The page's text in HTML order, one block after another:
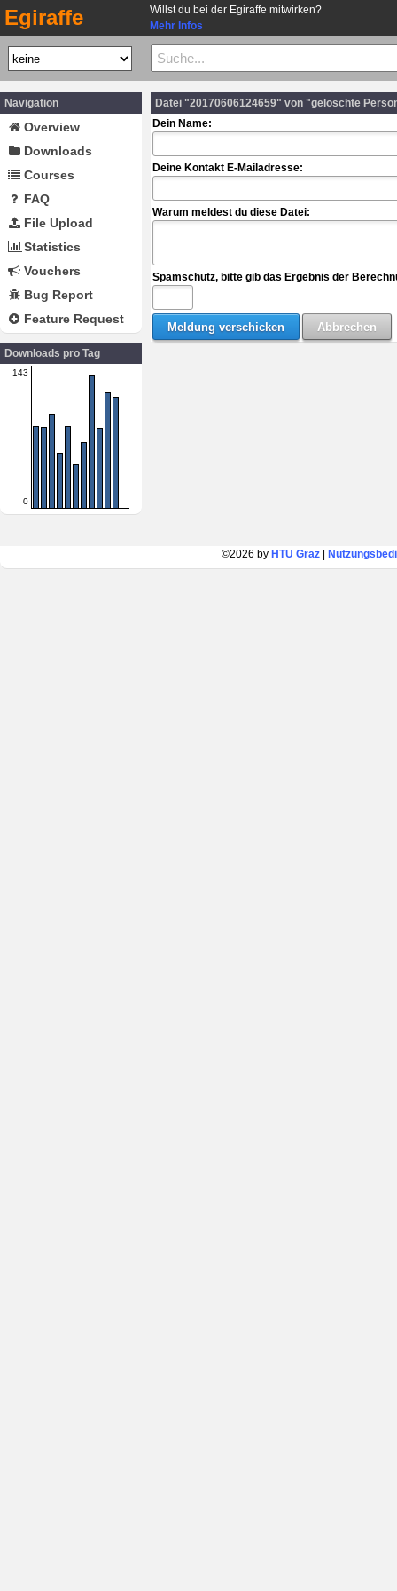
Egiraffe
Willst du bei der Egiraffe mitwirken?
Mehr Infos
Navigation
Overview
Downloads
Courses
FAQ
File Upload
Statistics
Vouchers
Bug Report
Feature Request
Downloads pro Tag
143
0
Datei "20170606124659" von "gelöschte
Dein Name:
Deine Kontakt E-Mailadresse:
Warum meldest du diese Datei:
Spamschutz, bitte gib das Ergebnis der
©2026 by HTU Graz|